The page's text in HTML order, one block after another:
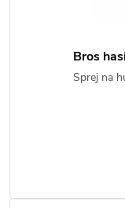
Bros
Sprej na